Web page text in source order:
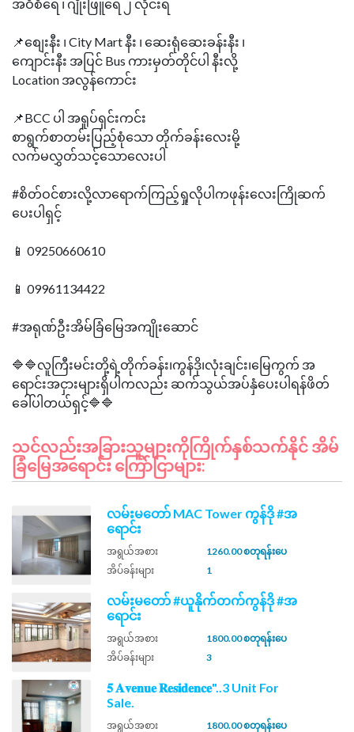
အဝီစိရေ ၊ ဂျိုးဖြူရေ ၂ လိုင်းရ
📌စျေးနီး ၊ City Mart နီး ၊ ဆေးရုံဆေးခန်းနီး ၊
ကျောင်းနီး အပြင် Bus ကားမှတ်တိုင်ပါ နီးလို့
Location အလွန်ကောင်း
📌BCC ပါ အရှုပ်ရှင်းကင်း
စာရွက်စာတမ်းပြည့်စုံသော တိုက်ခန်းလေးမို့
လက်မလွှတ်သင့်သောလေးပါ
#စိတ်ဝင်စားလို့လာရောက်ကြည့်ရှုလိုပါကဖုန်းလေးကြိုဆက်
ပေးပါရှင့်
📱 09250660610
📱 09961134422
#အရုဏ်ဦးအိမ်ခြံမြေအကျိုးဆောင်
🔷🔷လူကြီးမင်းတို့ရဲ့တိုက်ခန်း၊ကွန်ဒို၊လုံးချင်း၊မြေကွက် အ
ရောင်းအငှားများရှိပါကလည်း ဆက်သွယ်အပ်နှံပေးပါရန်ဖိတ်
သင်လည်းအခြားသူများကိုကြိုက်နှစ်သက်နိုင် အိမ်
ခြံမြေအရောင်း ကြော်ငြာများ:
လမ်းမတော် MAC Tower ကွန်ဒို #အ
ရောင်း
အရွယ်အစား
1260.00 စတုရန်းပေ
အိပ်ခန်းများ
1
လမ်းမတော် #ယူနိုက်တက်ကွန်ဒို #အ
ရောင်း
အရွယ်အစား
1800.00 စတုရန်းပေ
အိပ်ခန်းများ
3
𝟓 𝐀𝐯𝐞𝐧𝐮𝐞 𝐑𝐞𝐬𝐢𝐝𝐞𝐧𝐜𝐞"..3 Unit For
Sale.
အရွယ်အစား
1800.00 စတုရန်းပေ